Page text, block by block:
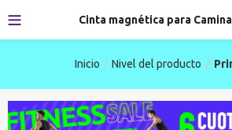
Cinta magnética para
Inicio Nivel del producto